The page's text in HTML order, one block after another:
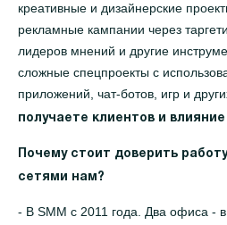
креативные и дизайнерские
рекламные кампании через
лидеров мнений и другие
сложные спецпроекты с
приложений, чат-ботов, игр и
получаете клиентов и влияние
Почему стоит доверить
сетями нам?
- В SMM с 2011 года. Два офиса -